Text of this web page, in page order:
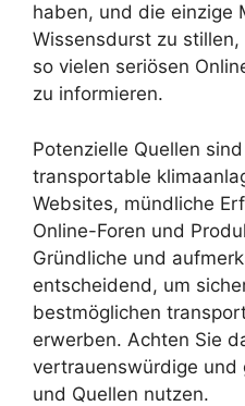
haben, und die einzige
Wissensdurst zu
so vielen seriösen
zu informieren.
Potenzielle Quellen
transportable
Websites, mündliche
Online-Foren und
Gründliche und
entscheidend, um
bestmöglichen
erwerben. Achten Sie
vertrauenswürdige und
und Quellen nutzen.